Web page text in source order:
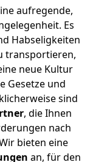
aufregende,
Es
Habseligkeiten
transportieren,
neue Kultur
Gesetze und
sind
, die Ihnen
nach
bieten eine
an, für den